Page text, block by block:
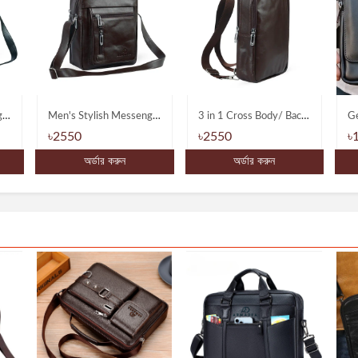
৳2550
অর্ডার করুন
৳1990
অর্ডার করুন